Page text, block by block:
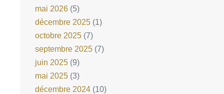
mai 2026 (5)
décembre 2025 (1)
octobre 2025 (7)
septembre 2025 (7)
juin 2025 (9)
mai 2025 (3)
décembre 2024 (10)